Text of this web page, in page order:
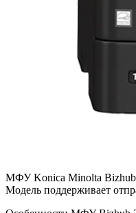
МФУ Konica Minolta Bizhub
Модель поддерживает